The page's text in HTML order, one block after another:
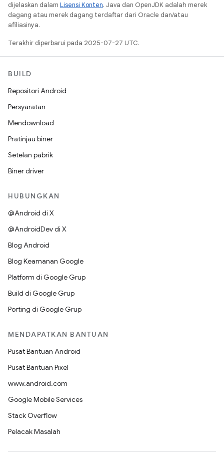
dijelaskan dalam Lisensi Konten. Java dan OpenJDK adalah merek
dagang atau merek dagang terdaftar dari Oracle dan/atau
afiliasinya.
Terakhir diperbarui pada 2025-07-27 UTC.
BUILD
Repositori Android
Persyaratan
Mendownload
Pratinjau biner
Setelan pabrik
Biner driver
HUBUNGKAN
@Android di X
@AndroidDev di X
Blog Android
Blog Keamanan Google
Platform di Google Grup
Build di Google Grup
Porting di Google Grup
MENDAPATKAN BANTUAN
Pusat Bantuan Android
Pusat Bantuan Pixel
www.android.com
Google Mobile Services
Stack Overflow
Pelacak Masalah